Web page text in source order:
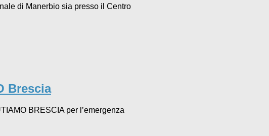
di Manerbio sia presso il Centro
Brescia
BRESCIA per l’emergenza